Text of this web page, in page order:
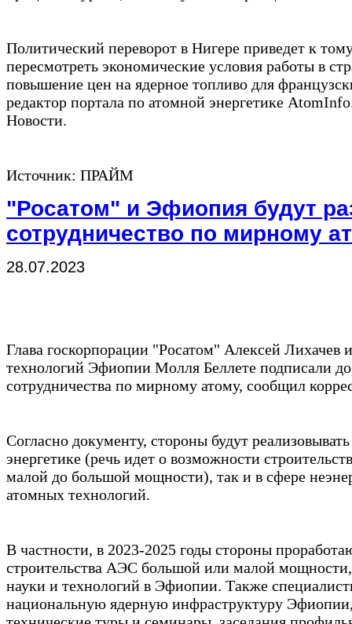
Политический переворот в Нигере приведет к
пересмотреть экономические условия работы в
повышение цен на ядерное топливо для
редактор портала по атомной энергетике
Новости.
Источник: ПРАЙМ
"Росатом" и Эфиопия будут
сотрудничество по мирному
28.07.2023
Глава госкорпорации "Росатом" Алексей Лихачев
технологий Эфиопии Молля Беллете подписали
сотрудничества по мирному атому, сообщил
Согласно документу, стороны будут
энергетике (речь идет о возможности
малой до большой мощности), так и в сфере
атомных технологий.
В частности, в 2023-2025 годы стороны
строительства АЭС большой или малой
науки и технологий в Эфиопии. Также
национальную ядерную инфраструктуру Эфиопии,